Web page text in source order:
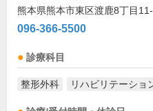
熊本県熊本市東区渡鹿8丁目
096-366-5500
診療科目
整形外科 リハビリテーショ